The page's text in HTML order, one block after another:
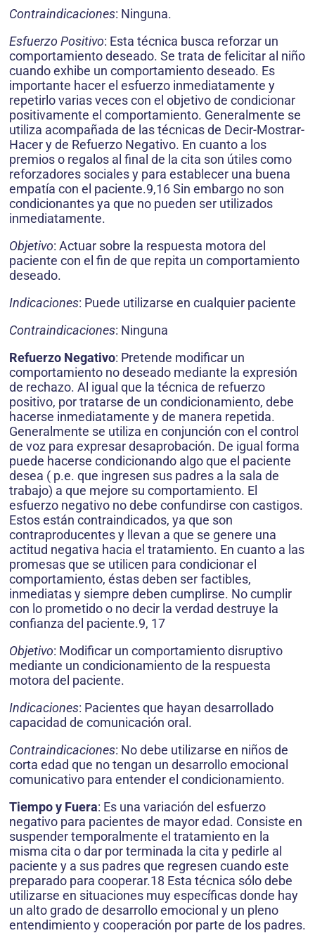
Contraindicaciones: Ninguna.
Esfuerzo Positivo: Esta técnica busca reforzar un
comportamiento deseado. Se trata de felicitar al niño
cuando exhibe un comportamiento deseado. Es
importante hacer el esfuerzo inmediatamente y
repetirlo varias veces con el objetivo de condicionar
positivamente el comportamiento. Generalmente se
utiliza acompañada de las técnicas de Decir-Mostrar-
Hacer y de Refuerzo Negativo. En cuanto a los
premios o regalos al final de la cita son útiles como
reforzadores sociales y para establecer una buena
empatía con el paciente.9,16 Sin embargo no son
condicionantes ya que no pueden ser utilizados
inmediatamente.
Objetivo: Actuar sobre la respuesta motora del
paciente con el fin de que repita un comportamiento
deseado.
Indicaciones: Puede utilizarse en cualquier paciente
Contraindicaciones: Ninguna
Refuerzo Negativo: Pretende modificar un
comportamiento no deseado mediante la expresión
de rechazo. Al igual que la técnica de refuerzo
positivo, por tratarse de un condicionamiento, debe
hacerse inmediatamente y de manera repetida.
Generalmente se utiliza en conjunción con el control
de voz para expresar desaprobación. De igual forma
puede hacerse condicionando algo que el paciente
desea ( p.e. que ingresen sus padres a la sala de
trabajo) a que mejore su comportamiento. El
esfuerzo negativo no debe confundirse con castigos.
Estos están contraindicados, ya que son
contraproducentes y llevan a que se genere una
actitud negativa hacia el tratamiento. En cuanto a las
promesas que se utilicen para condicionar el
comportamiento, éstas deben ser factibles,
inmediatas y siempre deben cumplirse. No cumplir
con lo prometido o no decir la verdad destruye la
confianza del paciente.9, 17
Objetivo: Modificar un comportamiento disruptivo
mediante un condicionamiento de la respuesta
motora del paciente.
Indicaciones: Pacientes que hayan desarrollado
capacidad de comunicación oral.
Contraindicaciones: No debe utilizarse en niños de
corta edad que no tengan un desarrollo emocional
comunicativo para entender el condicionamiento.
Tiempo y Fuera: Es una variación del esfuerzo
negativo para pacientes de mayor edad. Consiste en
suspender temporalmente el tratamiento en la
misma cita o dar por terminada la cita y pedirle al
paciente y a sus padres que regresen cuando este
preparado para cooperar.18 Esta técnica sólo debe
utilizarse en situaciones muy específicas donde hay
un alto grado de desarrollo emocional y un pleno
entendimiento y cooperación por parte de los padres.